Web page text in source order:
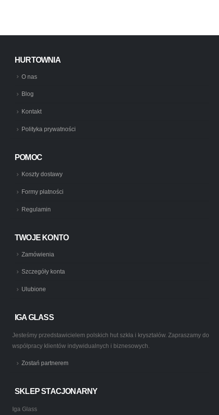
HURTOWNIA
O nas
Blog
Kontakt
Polityka prywatności
POMOC
Koszty dostawy
Formy płatności
Regulamin
TWOJE KONTO
Zamówienia
Szczegóły konta
Ulubione
IGA GLASS
Jesteśmy przedstawicielem polskich hut szkła i kryształów. Zapraszamy do
współpracy klientów indywidualnych i biznesowych.
Zostań partnerem
SKLEP STACJONARNY
Iga Glass